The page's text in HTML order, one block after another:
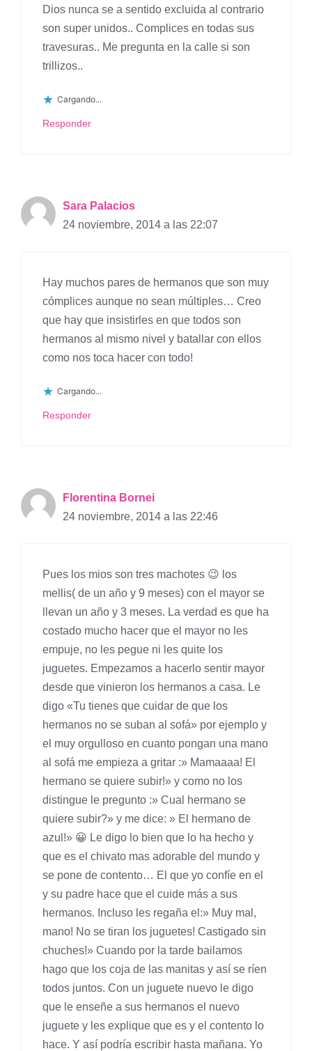
Dios nunca se a sentido excluida al contrario
son super unidos.. Complices en todas sus
travesuras.. Me pregunta en la calle si son
trillizos..
Cargando...
Responder
Sara Palacios
24 noviembre, 2014 a las 22:07
Hay muchos pares de hermanos que son muy
cómplices aunque no sean múltiples… Creo
que hay que insistirles en que todos son
hermanos al mismo nivel y batallar con ellos
como nos toca hacer con todo!
Cargando...
Responder
Florentina Bornei
24 noviembre, 2014 a las 22:46
Pues los mios son tres machotes 😉 los
mellis( de un año y 9 meses) con el mayor se
llevan un año y 3 meses. La verdad es que ha
costado mucho hacer que el mayor no les
empuje, no les pegue ni les quite los
juguetes. Empezamos a hacerlo sentir mayor
desde que vinieron los hermanos a casa. Le
digo «Tu tienes que cuidar de que los
hermanos no se suban al sofá» por ejemplo y
el muy orgulloso en cuanto pongan una mano
al sofá me empieza a gritar :» Mamaaaa! El
hermano se quiere subir!» y como no los
distingue le pregunto :» Cual hermano se
quiere subir?» y me dice: » El hermano de
azul!» 😀 Le digo lo bien que lo ha hecho y
que es el chivato mas adorable del mundo y
se pone de contento… El que yo confíe en el
y su padre hace que el cuide más a sus
hermanos. Incluso les regaña el:» Muy mal,
mano! No se tiran los juguetes! Castigado sin
chuches!» Cuando por la tarde bailamos
hago que los coja de las manitas y así se ríen
todos juntos. Con un juguete nuevo le digo
que le enseñe a sus hermanos el nuevo
juguete y les explique que es y el contento lo
hace. Y así podría escribir hasta mañana. Yo